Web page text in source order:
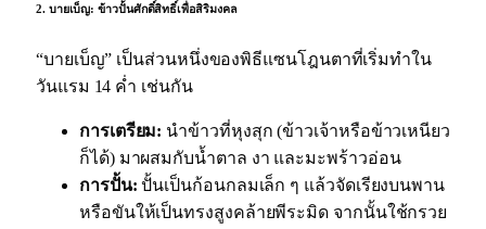
2. บายเบ็ญ: ข้าวปั้นศักดิ์สิทธิ์เพื่อสิริมงคล
“บายเบ็ญ” เป็นส่วนหนึ่งของพิธีแซนโฎนตาที่เริ่มทำใน
วันแรม 14 ค่ำ เช่นกัน
การเตรียม: นำข้าวที่หุงสุก (ข้าวเจ้าหรือข้าวเหนียว
ก็ได้) มาผสมกับน้ำตาล งา และมะพร้าวอ่อน
การปั้น: ปั้นเป็นก้อนกลมเล็ก ๆ แล้วจัดเรียงบนพาน
หรือขันให้เป็นทรงสูงคล้ายพีระมิด จากนั้นใช้กรวย